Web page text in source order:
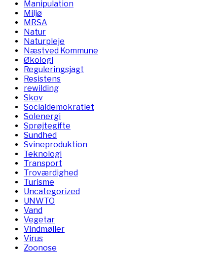
Manipulation
Miljø
MRSA
Natur
Naturpleje
Næstved Kommune
Økologi
Reguleringsjagt
Resistens
rewilding
Skov
Socialdemokratiet
Solenergi
Sprøjtegifte
Sundhed
Svineproduktion
Teknologi
Transport
Troværdighed
Turisme
Uncategorized
UNWTO
Vand
Vegetar
Vindmøller
Virus
Zoonose